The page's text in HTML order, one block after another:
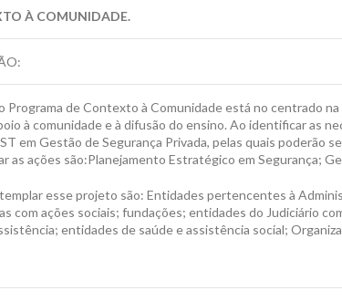
À COMUNIDADE.
Programa de Contexto à Comunidade está no centrado
à comunidade e à difusão do ensino. Ao identificar as
em Gestão de Segurança Privada, pelas quais
as ações são:Planejamento Estratégico em Segurança;
esse projeto são: Entidades pertencentes à
com ações sociais; fundações; entidades do Judiciário
entidades de saúde e assistência social;